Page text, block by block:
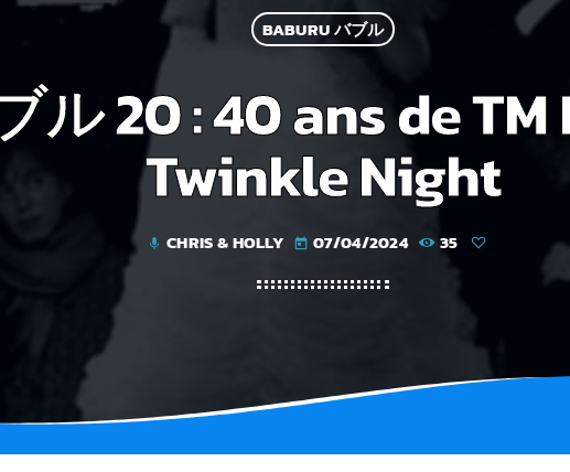
BABURU バブル
20 : 40 ans de TM
Twinkle Night
mic CHRIS & HOLLY today 07/04/2024 35